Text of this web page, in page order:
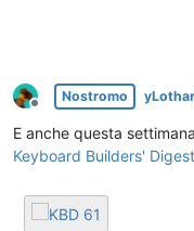
Non in linea
Nostromo yLothar
E anche questa
Keyboard Builders' Digest